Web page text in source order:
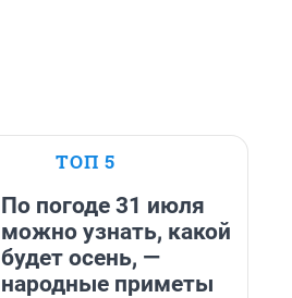
ТОП 5
По погоде 31 июля
можно узнать, какой
будет осень, —
народные приметы